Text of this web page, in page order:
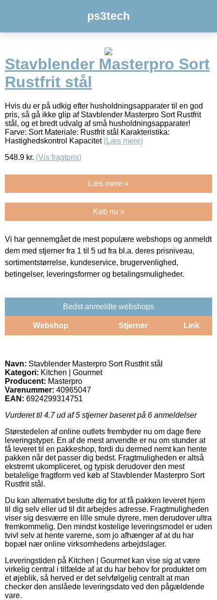
ps3tech
Stavblender Masterpro Sort
Rustfrit stål
Hvis du er på udkig efter husholdningsapparater til en god
pris, så gå ikke glip af Stavblender Masterpro Sort Rustfrit
stål, og et bredt udvalg af små husholdningsapparater!
Farve: Sort Materiale: Rustfrit stål Karakteristika:
Hastighedskontrol Kapacitet (Læs mere)
548.9 kr. (Vis fragtpris)
Læs mere »
Køb nu »
Vi har gennemgået de mest populære webshops og anmeldt
dem med stjerner fra 1 til 5 ud fra bl.a. deres prisniveau,
sortimentstørrelse, kundeservice, brugervenlighed,
betingelser, leveringsformer og betalingsmuligheder.
Bedst anmeldte webshops
Webshop Stjerner Link
Navn: Stavblender Masterpro Sort Rustfrit stål
Kategori: Kitchen | Gourmet
Producent: Masterpro
Varenummer: 40965047
EAN: 6924299314751
Vurderet til 4.7ud af 5 stjerner baseret på 6 anmeldelser
Størstedelen af online outlets frembyder nu om dage flere
leveringstyper. En af de mest anvendte er nu om stunder at
få leveret til en pakkeshop, fordi du dermed nemt kan hente
pakken når det passer dig bedst. Fragtmuligheden er altså
ekstremt ukompliceret, og typisk derudover den mest
betalelige fragtform ved køb af Stavblender Masterpro Sort
Rustfrit stål.
Du kan alternativt beslutte dig for at få pakken leveret hjem
til dig selv eller ud til dit arbejdes adresse. Fragtmuligheden
viser sig desværre en lille smule dyrere, men derudover ultra
fremkommelig. Den mindst kostelige leveringsmodel er uden
tvivl selv at hente varerne, som jo afhænger af at du har
bopæl nær online virksomhedens arbejdslager.
Leveringstiden på Kitchen | Gourmet kan vise sig at være
virkelig central i tilfælde af at du har behov for produktet om
et øjeblik, så herved er det selvfølgelig centralt at man
checker den anslåede leveringsdato ved den pågældende
vare.